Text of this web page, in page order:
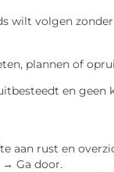
wilt volgen
plannen of
en geen
aan rust en
→ Ga door.